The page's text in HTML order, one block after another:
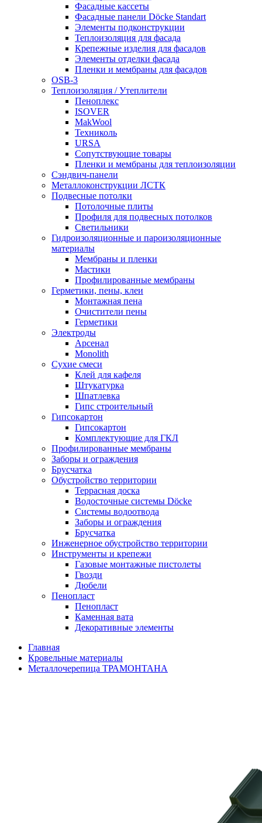
Фасадные кассеты
Фасадные панели Döcke Standart
Элементы подконструкции
Теплоизоляция для фасада
Крепежные изделия для фасадов
Элементы отделки фасада
Пленки и мембраны для фасадов
OSB-3
Теплоизоляция / Утеплители
Пеноплекс
ISOVER
MakWool
Техниколь
URSA
Сопутствующие товары
Пленки и мембраны для теплоизоляции
Сэндвич-панели
Металлоконструкции ЛСТК
Подвесные потолки
Потолочные плиты
Профиля для подвесных потолков
Светильники
Гидроизоляционные и пароизоляционные
материалы
Мембраны и пленки
Мастики
Профилированные мембраны
Герметики, пены, клеи
Монтажная пена
Очистители пены
Герметики
Электроды
Арсенал
Monolith
Сухие смеси
Клей для кафеля
Штукатурка
Шпатлевка
Гипс строительный
Гипсокартон
Гипсокартон
Комплектующие для ГКЛ
Профилированные мембраны
Заборы и ограждения
Брусчатка
Обустройство территории
Террасная доска
Водосточные системы Döcke
Системы водоотвода
Заборы и ограждения
Брусчатка
Инженерное обустройство территории
Инструменты и крепежи
Газовые монтажные пистолеты
Гвозди
Дюбели
Пенопласт
Пенопласт
Каменная вата
Декоративные элементы
Главная
Кровельные материалы
Металлочерепица ТРАМОНТАНА